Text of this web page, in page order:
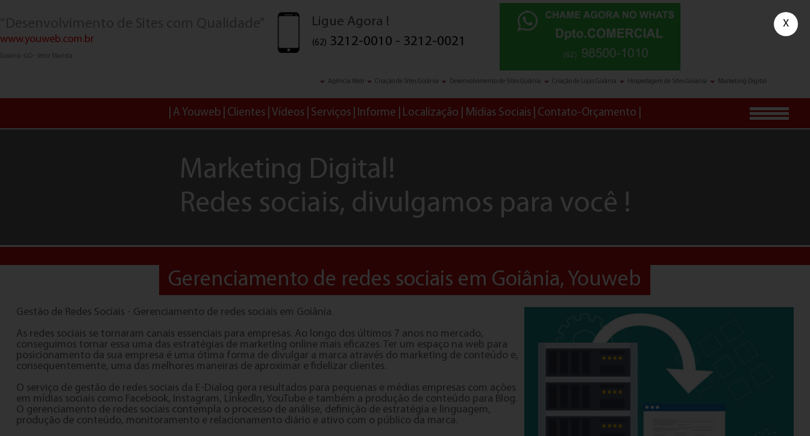
X
www.youweb.com.br
Goiânia -GO - Setor Marista
Ligue Agora !
(62) 3212-0010 - 3212-0021
Agência Web Criação de Sites Goiânia Desenvolvimento de Sites Goiânia Criação de Lojas Goiânia Hospedagem de Sites Goiânia Marketing Digital
A Youweb Clientes Vídeos Serviços Informe Localização Mídias Sociais Contato-Orçamento
Marketing Digital!
Redes sociais, divulgamos para você !
Gerenciamento de redes sociais em Goiânia, Youweb
Gestão de Redes Sociais - Gerenciamento de redes sociais em Goiânia.
As redes sociais se tornaram canais essenciais para empresas. Ao longo dos últimos 7 anos no mercado,
conseguimos tornar essa uma das estratégias de marketing online mais eficazes. Ter um espaço na web para
posicionamento da sua empresa é uma ótima forma de divulgar a marca através do marketing de conteúdo e,
consequentemente, uma das melhores maneiras de aproximar e fidelizar clientes.
O serviço de gestão de redes sociais da E-Dialog gera resultados para pequenas e médias empresas com ações
em mídias sociais como Facebook, Instagram, Linkedln, YouTube e também a produção de conteúdo para Blog.
O gerenciamento de redes sociais contempla o processo de análise, definição de estratégia e linguagem,
produção de conteúdo, monitoramento e relacionamento diário e ativo com o público da marca.